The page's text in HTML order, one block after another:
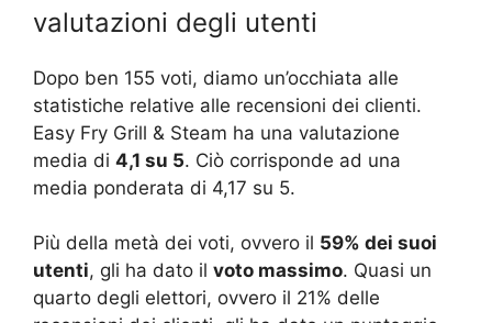
valutazioni degli utenti
Dopo ben 155 voti, diamo un’occhiata alle
statistiche relative alle recensioni dei clienti.
Easy Fry Grill & Steam ha una valutazione
media di 4,1 su 5. Ciò corrisponde ad una
media ponderata di 4,17 su 5.
Più della metà dei voti, ovvero il 59% dei suoi
utenti, gli ha dato il voto massimo. Quasi un
quarto degli elettori, ovvero il 21% delle